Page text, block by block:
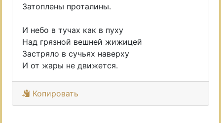
Затоплены проталины.
И небо в тучах как в пуху
Над грязной вешней жижицей
Застряло в сучьях наверху
И от жары не движется.
Копировать